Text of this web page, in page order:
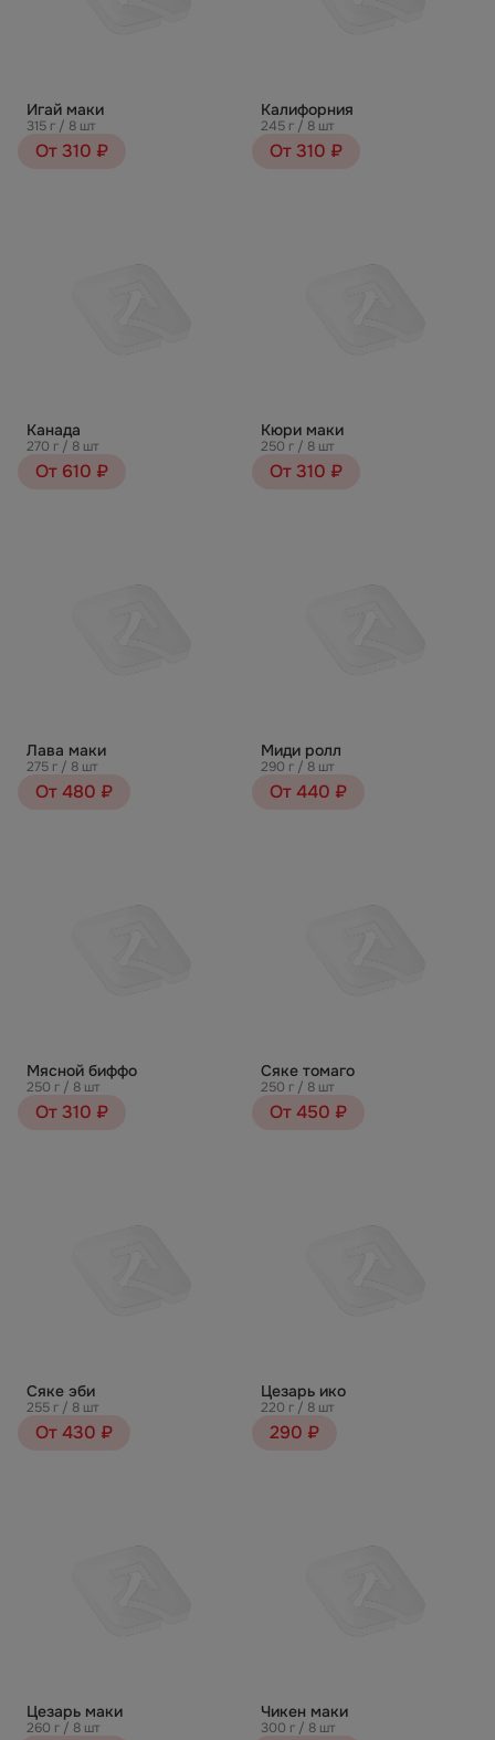
Игай маки
315 г / 8 шт
От 310 ₽
Калифорния
245 г / 8 шт
От 310 ₽
Канада
270 г / 8 шт
От 610 ₽
Кюри маки
250 г / 8 шт
От 310 ₽
Лава маки
275 г / 8 шт
От 480 ₽
Миди ролл
290 г / 8 шт
От 440 ₽
Мясной биффо
250 г / 8 шт
От 310 ₽
Сяке томаго
250 г / 8 шт
От 450 ₽
Сяке эби
255 г / 8 шт
От 430 ₽
Цезарь ико
220 г / 8 шт
290 ₽
Цезарь маки
260 г / 8 шт
Чикен маки
300 г / 8 шт